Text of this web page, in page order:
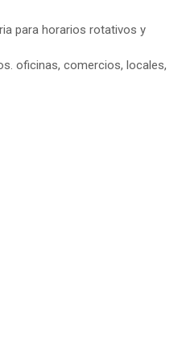
para horarios rotativos y
oficinas, comercios, locales,